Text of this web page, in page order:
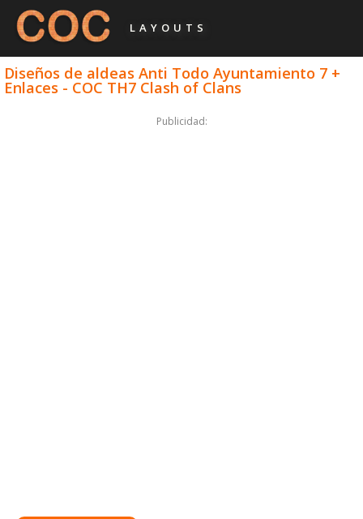
LAYOUTS
Diseños de aldeas Anti Todo Ayuntamiento 7 +
Enlaces - COC TH7 Clash of Clans
Publicidad: